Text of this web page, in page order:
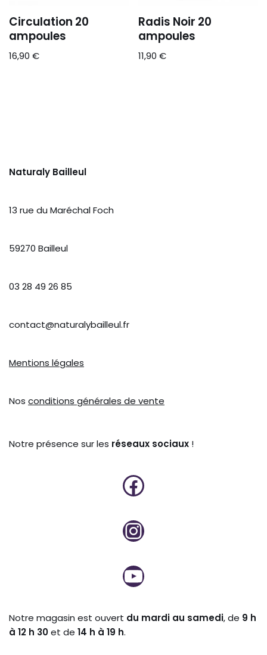
Circulation 20
ampoules
16,90 €
Radis Noir 20
ampoules
11,90€
Naturaly Bailleul
13 rue du Maréchal Foch
59270 Bailleul
03 28 49 26 85
contact@naturalybailleul.fr
Mentions légales
Nos conditions générales de vente
Notre présence sur les réseaux sociaux !
Notre magasin est ouvert du mardi au samedi, de 9 h
à 12 h 30et de 14 h à 19 h.